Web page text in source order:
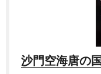
沙門空海唐の